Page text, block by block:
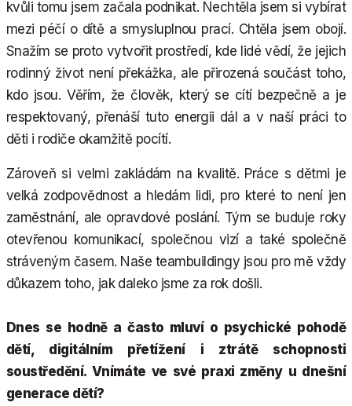
kvůli tomu jsem začala podnikat. Nechtěla jsem si vybírat
mezi péčí o dítě a smysluplnou prací. Chtěla jsem obojí.
Snažím se proto vytvořit prostředí, kde lidé vědí, že jejich
rodinný život není překážka, ale přirozená součást toho,
kdo jsou. Věřím, že člověk, který se cítí bezpečně a je
respektovaný, přenáší tuto energii dál a v naší práci to
děti i rodiče okamžitě pocítí.
Zároveň si velmi zakládám na kvalitě. Práce s dětmi je
velká zodpovědnost a hledám lidi, pro které to není jen
zaměstnání, ale opravdové poslání. Tým se buduje roky
otevřenou komunikací, společnou vizí a také společně
stráveným časem. Naše teambuildingy jsou pro mě vždy
důkazem toho, jak daleko jsme za rok došli.
Dnes se hodně a často mluví o psychické pohodě
dětí, digitálním přetížení i ztrátě schopnosti
soustředění. Vnímáte ve své praxi změny u dnešní
generace dětí?